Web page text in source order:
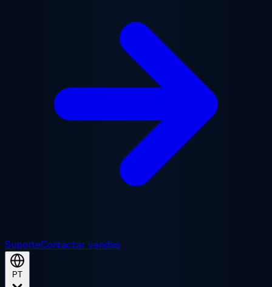
SuporteContactar vendas
PT